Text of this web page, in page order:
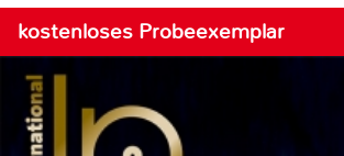
kostenloses Probeexemplar